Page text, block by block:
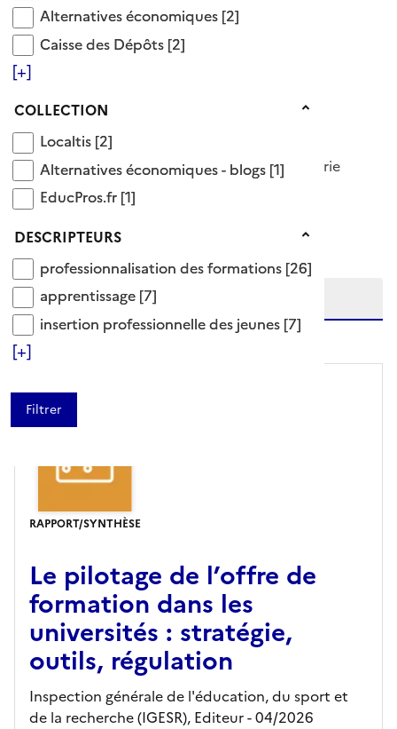
Alternatives économiques
Alternatives économiques [2]
Caisse des Dépôts
Caisse des Dépôts [2]
[+]
Collection
COLLECTION
Localtis
Localtis [2]
Alternatives économiques - blogs
Alternatives économiques - blogs [1]
EducPros.fr
EducPros.fr [1]
Descripteurs
DESCRIPTEURS
professionnalisation des formations
professionnalisation des formations [26]
apprentissage
apprentissage [7]
insertion professionnelle des jeunes
insertion professionnelle des jeunes [7]
[+]
Voir aussi
junior entreprise
liaison entreprise éducation
26 Documents disponibles dans cette catégorie
Tris disponibles (Ouverture d'une modale)
Affiner la recherche
Etendre la recherche sur
niveau(x) vers le bas
RAPPORT/SYNTHÈSE
Le pilotage de l’offre de
formation dans les
universités : stratégie,
outils, régulation
Inspection générale de l'éducation, du sport et
de la recherche (IGESR), Editeur- 04/2026